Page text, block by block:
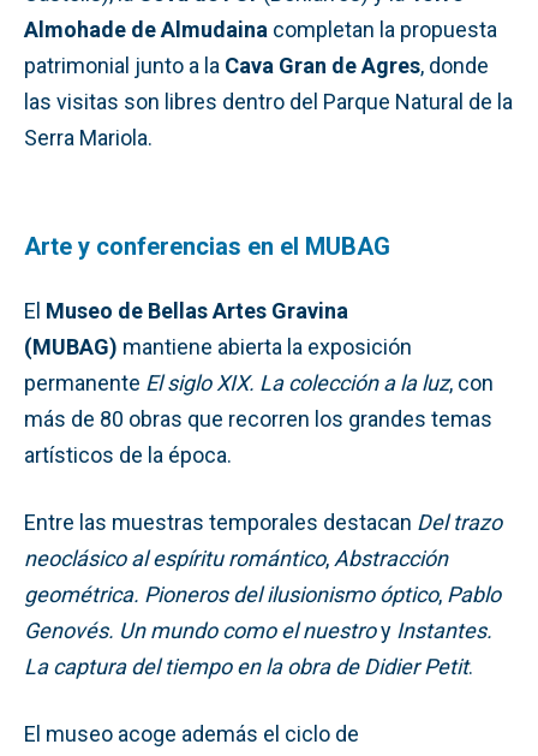
Almohade de Almudaina completan la propuesta
patrimonial junto a la Cava Gran de Agres, donde
las visitas son libres dentro del Parque Natural de la
Serra Mariola.
Arte y conferencias en el MUBAG
El Museo de Bellas Artes Gravina
(MUBAG) mantiene abierta la exposición
permanente El siglo XIX. La colección a la luz, con
más de 80 obras que recorren los grandes temas
artísticos de la época.
Entre las muestras temporales destacan Del trazo
neoclásico al espíritu romántico, Abstracción
geométrica. Pioneros del ilusionismo óptico, Pablo
Genovés. Un mundo como el nuestroy Instantes.
La captura del tiempo en la obra de Didier Petit.
El museo acoge además el ciclo de